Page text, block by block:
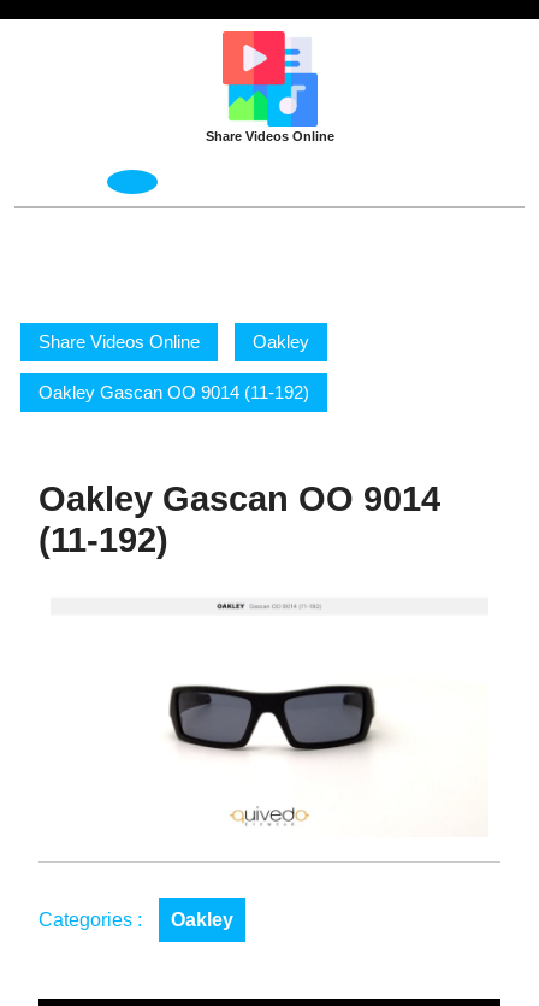
Share Videos Online
Open
Share Videos Online Oakley
Oakley Gascan OO 9014 (11-192)
Oakley Gascan OO 9014
(11-192)
Categories : Oakley